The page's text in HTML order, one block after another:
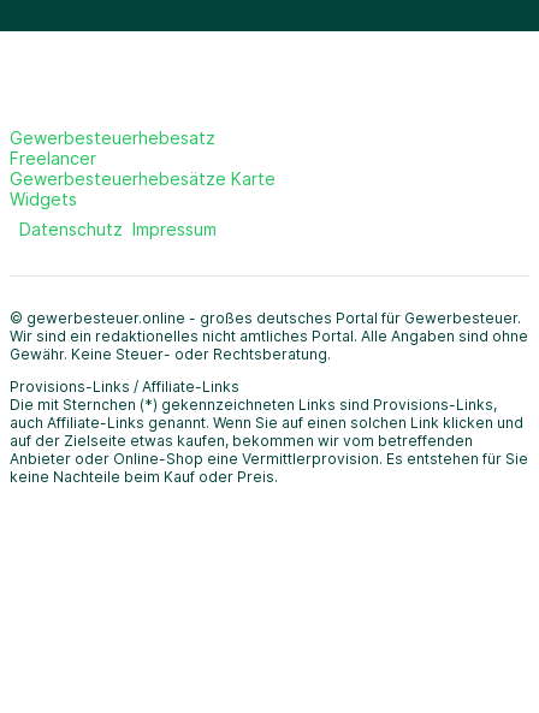
Gewerbesteuerhebesatz
Freelancer
Gewerbesteuerhebesätze Karte
Widgets
Datenschutz Impressum
© gewerbesteuer.online - großes deutsches Portal für Gewerbesteuer.
Wir sind ein redaktionelles nicht amtliches Portal. Alle Angaben sind ohne
Gewähr. Keine Steuer- oder Rechtsberatung.
Provisions-Links / Affiliate-Links
Die mit Sternchen (*) gekennzeichneten Links sind Provisions-Links,
auch Affiliate-Links genannt. Wenn Sie auf einen solchen Link klicken und
auf der Zielseite etwas kaufen, bekommen wir vom betreffenden
Anbieter oder Online-Shop eine Vermittlerprovision. Es entstehen für Sie
keine Nachteile beim Kauf oder Preis.